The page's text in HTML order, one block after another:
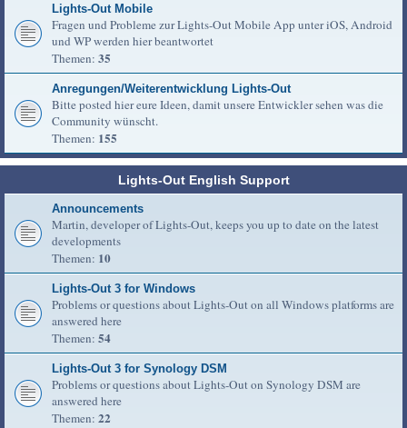
Lights-Out Mobile
Fragen und Probleme zur Lights-Out Mobile App unter iOS, Android
und WP werden hier beantwortet
Themen: 35
Anregungen/Weiterentwicklung Lights-Out
Bitte posted hier eure Ideen, damit unsere Entwickler sehen was die
Community wünscht.
Themen: 155
Lights-Out English Support
Announcements
Martin, developer of Lights-Out, keeps you up to date on the latest
developments
Themen: 10
Lights-Out 3 for Windows
Problems or questions about Lights-Out on all Windows platforms are
answered here
Themen: 54
Lights-Out 3 for Synology DSM
Problems or questions about Lights-Out on Synology DSM are
answered here
Themen: 22